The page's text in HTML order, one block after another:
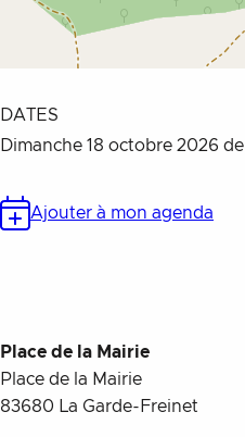
DATES
Dimanche 18 octobre 2026
Ajouter à mon agenda
Place de la Mairie
Place de la Mairie
83680 La Garde-Freinet